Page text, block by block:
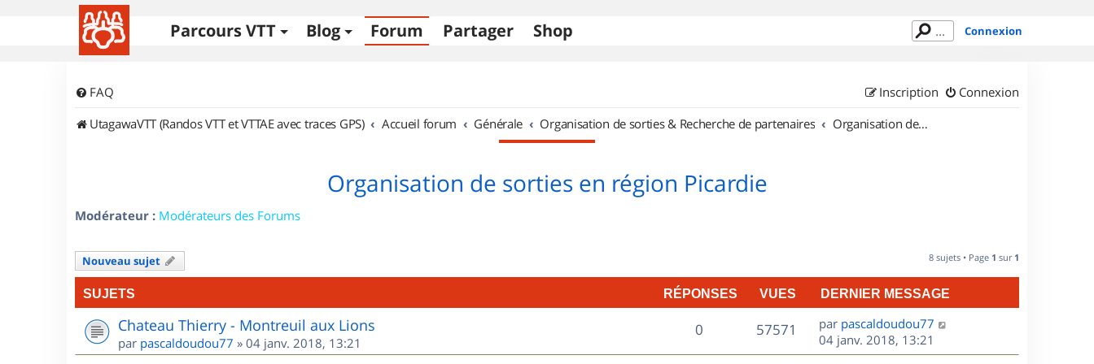
Parcours VTT Blog Forum Partager Shop Connexion
FAQ Connexion
Inscription
UtagawaVTT (Randos VTT et VTTAE avec traces GPS)
Accueil forum Générale Organisation de sorties & Recherche de partenaires Organisation de sorties en région Picardie
Organisation de sorties en région Picardie
Modérateur : Modérateurs des Forums
Nouveau sujet 8 sujets • Page 1 sur 1
SUJETS RÉPONSES VUES DERNIER MESSAGE
Chateau Thierry - Montreuil aux Lions
par pascaldoudou77 » 04 janv. 2018, 13:21
0R
é
57571
u
D
e
r
par pascaldoudou77
04 janv. 2018, 13:21